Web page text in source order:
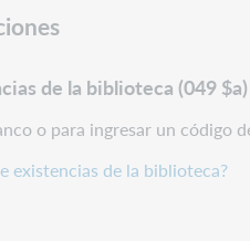
de la biblioteca (049 $a)
o para ingresar un código
existencias de la biblioteca?